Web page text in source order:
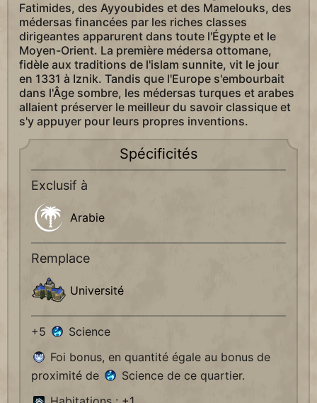
Fatimides, des Ayyoubides et des Mamelouks, des
médersas financées par les riches classes
dirigeantes apparurent dans toute l'Égypte et le
Moyen-Orient. La première médersa ottomane,
fidèle aux traditions de l'islam sunnite, vit le jour
en 1331 à Iznik. Tandis que l'Europe s'embourbait
dans l'Âge sombre, les médersas turques et arabes
allaient préserver le meilleur du savoir classique et
s'y appuyer pour leurs propres inventions.
Spécificités
Exclusif à
Arabie
Remplace
Université
+5
Science
Foi bonus, en quantité égale au bonus de
proximité de
Science de ce quartier.